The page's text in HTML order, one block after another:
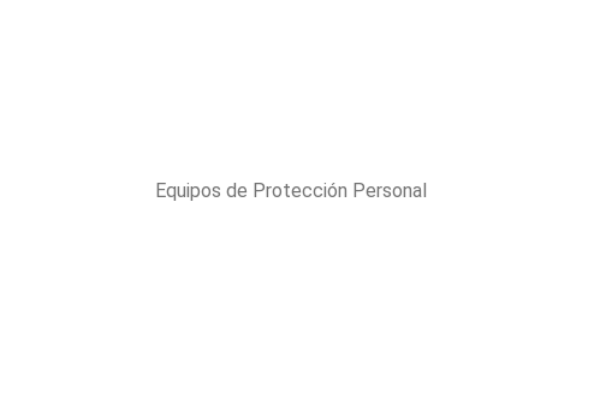
Equipos de Protección Personal